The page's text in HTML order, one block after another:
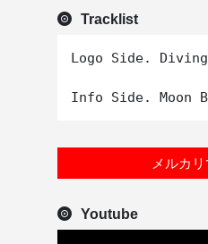
Tracklist
Logo Side.
メルカ
Youtube